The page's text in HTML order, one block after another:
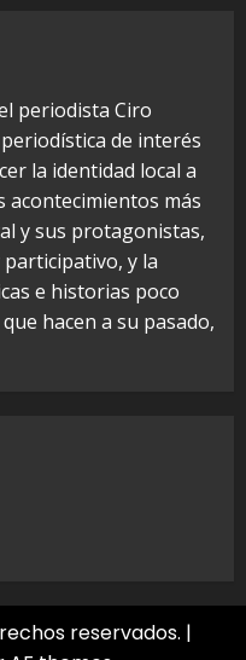
periodista Ciro
de interés
la identidad local a
acontecimientos más
y sus protagonistas,
y la
e historias poco
hacen a su pasado,
reservados. |